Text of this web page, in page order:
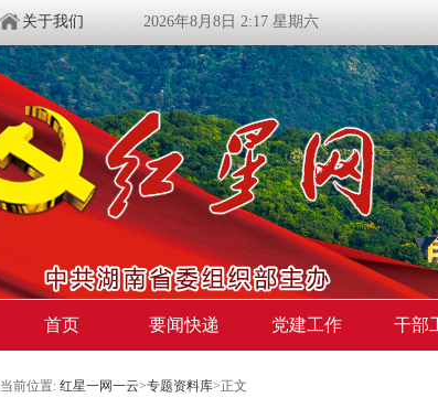
关于我们 2026年8月8日 2:17 星期六
首页 要闻快递 党建工作 干部
当前位置: 红星一网一云>专题资料库>正文